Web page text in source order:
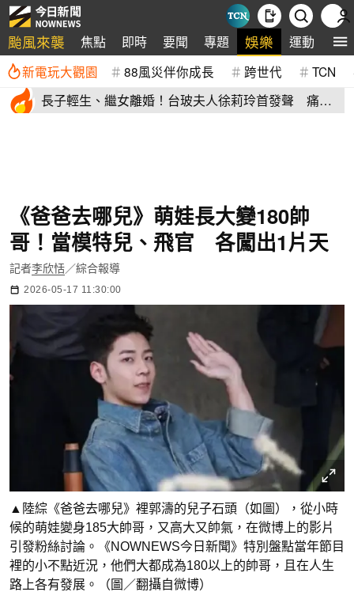
颱風來襲 焦點 即時 要聞 專題 娛樂 運動 全
新電玩大觀園 88風災伴你成長 跨世代 TCN
長子輕生、繼女離婚！台玻夫人徐莉玲首發聲 痛揭
《爸爸去哪兒》萌娃長大變180帥
哥！當模特兒、飛官 各闖出1片天
記者李欣恬／綜合報導
2026-05-17 11:30:00
▲陸綜《爸爸去哪兒》裡郭濤的兒子石頭（如圖），從小時
候的萌娃變身185大帥哥，又高大又帥氣，在微博上的影片
引發粉絲討論。《NOWNEWS今日新聞》特別盤點當年節目
裡的小不點近況，他們大都成為180以上的帥哥，且在人生
路上各有發展。（圖／翻攝自微博）